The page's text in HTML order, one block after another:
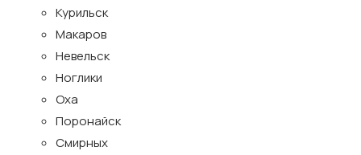
Курильск
Макаров
Невельск
Ноглики
Оха
Поронайск
Смирных